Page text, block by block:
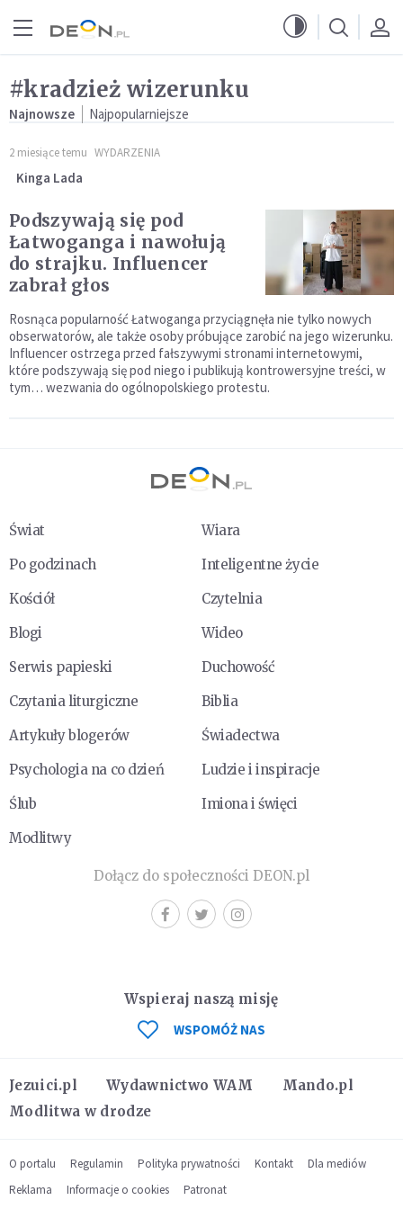
#kradzież wizerunku
Najnowsze Najpopularniejsze
2 miesiące temu WYDARZENIA
Kinga Lada
Podszywają się pod
Łatwoganga i nawołują
do strajku. Influencer
zabrał głos
Rosnąca popularność Łatwoganga przyciągnęła nie tylko nowych
obserwatorów, ale także osoby próbujące zarobić na jego wizerunku.
Influencer ostrzega przed fałszywymi stronami internetowymi,
które podszywają się pod niego i publikują kontrowersyjne treści, w
tym… wezwania do ogólnopolskiego protestu.
Świat
Wiara
Po godzinach
Inteligentne życie
Kościół
Czytelnia
Blogi
Wideo
Serwis papieski
Duchowość
Czytania liturgiczne
Biblia
Artykuły blogerów
Świadectwa
Psychologia na co dzień
Ludzie i inspiracje
Ślub
Imiona i święci
Modlitwy
Dołącz do społeczności DEON.pl
Jezuici.pl Wydawnictwo WAM
Mando.pl
Modlitwa w drodze
Wspieraj naszą misję
WSPOMÓŻ NAS
O portalu Regulamin Polityka prywatności Kontakt
Dla mediów
Reklama
Informacje o cookies Patronat